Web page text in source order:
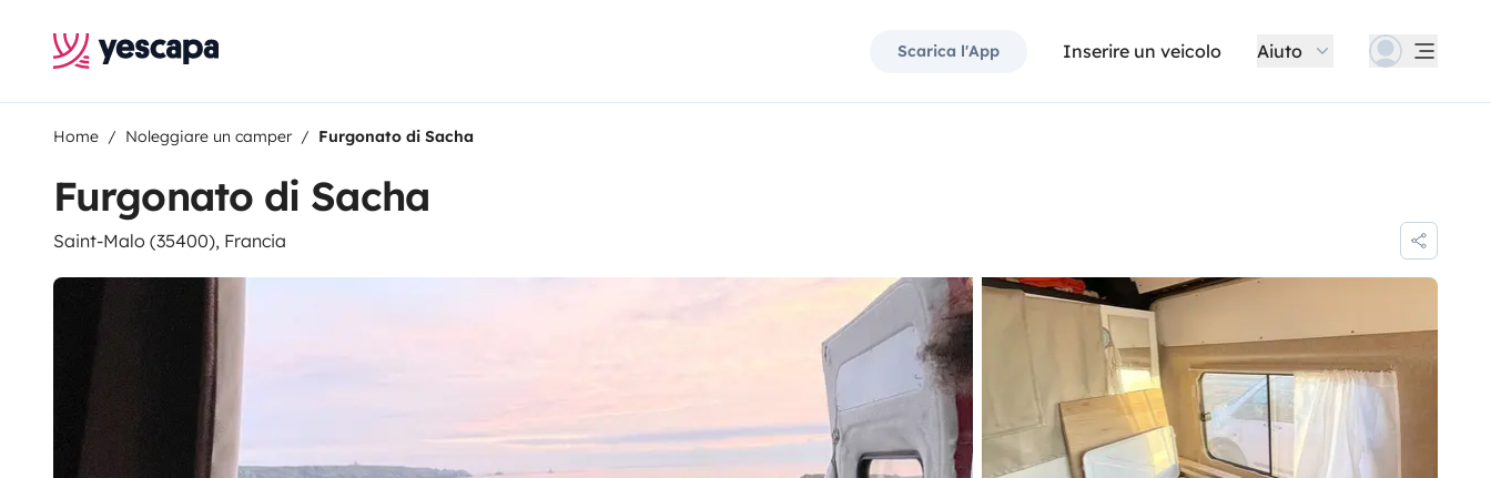
Scarica l'App Inserire un veicolo Aiuto
Home Noleggiare un camper Furgonato di Sacha
Furgonato di Sacha
Saint-Malo (35400), Francia